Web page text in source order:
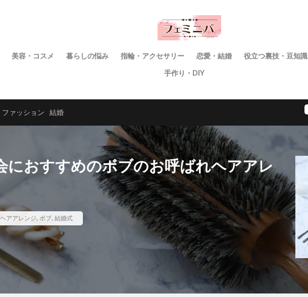
美容・コスメ 暮らしの悩み 指輪・アクセサリー 恋愛・結婚 役立つ裏技・豆知識
手作り・DIY
ファッション 結婚
におすすめのボブのお呼ばれヘアアレ
ヘアアレンジ, ボブ, 結婚式